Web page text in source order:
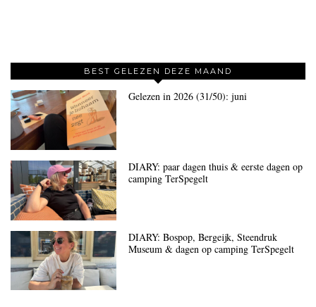
BEST GELEZEN DEZE MAAND
Gelezen in 2026 (31/50): juni
DIARY: paar dagen thuis & eerste dagen op
camping TerSpegelt
DIARY: Bospop, Bergeijk, Steendruk
Museum & dagen op camping TerSpegelt